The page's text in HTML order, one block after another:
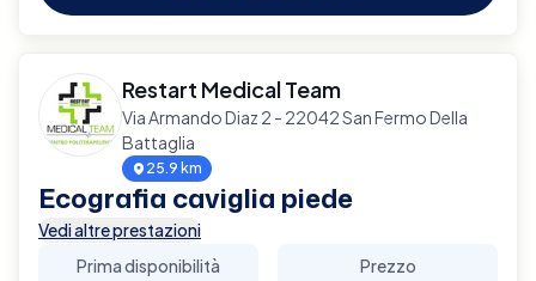
Restart Medical Team
Via Armando Diaz 2 - 22042 San Fermo Della
Battaglia
25.9 km
Ecografia caviglia piede
Vedi altre prestazioni
Prima disponibilità
Prezzo